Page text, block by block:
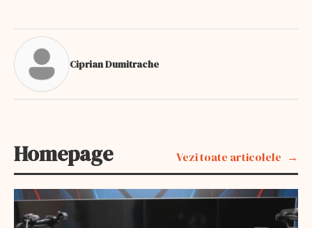
Ciprian Dumitrache
Homepage Vezi toate articolele
EXCLUSIV